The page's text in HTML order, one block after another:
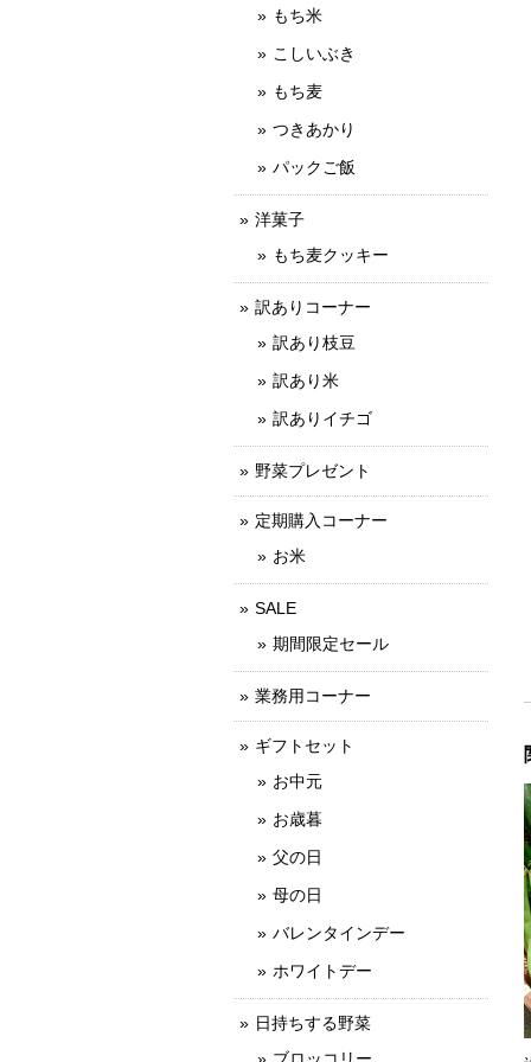
もち米
こしいぶき
もち麦
つきあかり
パックご飯
洋菓子
もち麦クッキー
訳ありコーナー
訳あり枝豆
訳あり米
訳ありイチゴ
野菜プレゼント
定期購入コーナー
お米
SALE
期間限定セール
業務用コーナー
ギフトセット
お中元
お歳暮
父の日
母の日
バレンタインデー
ホワイトデー
日持ちする野菜